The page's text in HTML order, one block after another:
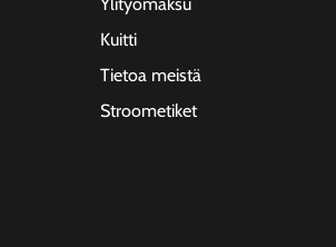
Kuitti
Tietoa meistä
Stroometiket